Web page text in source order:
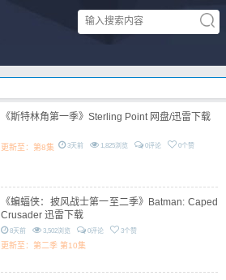
《斯特林角第一季》Sterling Point 网盘/迅雷下载
3天前 1,825浏览 0评论 0个赞
更新至：第8集
《蝙蝠侠：披风战士第一至二季》Batman: Caped
Crusader 迅雷下载
8天前 3,502浏览 0评论 3个赞
更新至：第二季 第10集